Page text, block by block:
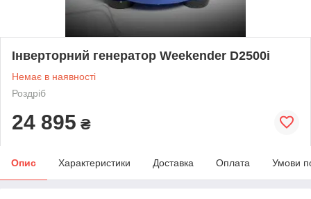
Інверторний генератор Weekender D2500i
Немає в наявності
Роздріб
24 895 ₴
Опис Характеристики Доставка Оплата Умови